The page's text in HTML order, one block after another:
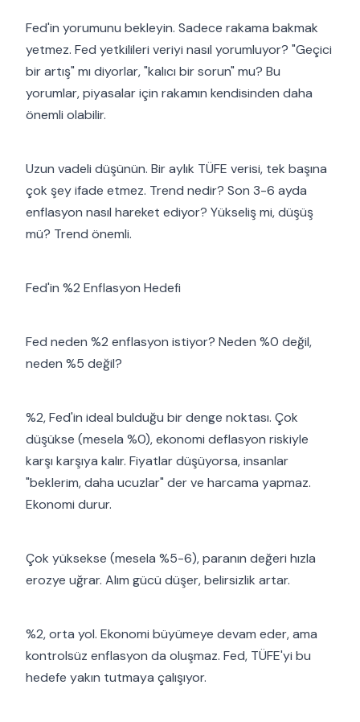
Fed'in yorumunu bekleyin. Sadece rakama bakmak
yetmez. Fed yetkilileri veriyi nasıl yorumluyor? "Geçici
bir artış" mı diyorlar, "kalıcı bir sorun" mu? Bu
yorumlar, piyasalar için rakamın kendisinden daha
önemli olabilir.
Uzun vadeli düşünün. Bir aylık TÜFE verisi, tek başına
çok şey ifade etmez. Trend nedir? Son 3-6 ayda
enflasyon nasıl hareket ediyor? Yükseliş mi, düşüş
mü? Trend önemli.
Fed'in %2 Enflasyon Hedefi
Fed neden %2 enflasyon istiyor? Neden %0 değil,
neden %5 değil?
%2, Fed'in ideal bulduğu bir denge noktası. Çok
düşükse (mesela %0), ekonomi deflasyon riskiyle
karşı karşıya kalır. Fiyatlar düşüyorsa, insanlar
"beklerim, daha ucuzlar" der ve harcama yapmaz.
Ekonomi durur.
Çok yüksekse (mesela %5-6), paranın değeri hızla
erozye uğrar. Alım gücü düşer, belirsizlik artar.
%2, orta yol. Ekonomi büyümeye devam eder, ama
kontrolsüz enflasyon da oluşmaz. Fed, TÜFE'yi bu
hedefe yakın tutmaya çalışıyor.